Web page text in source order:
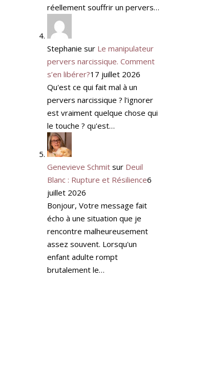
réellement souffrir un pervers…
Stephanie sur Le manipulateur
pervers narcissique. Comment
s’en libérer?17 juillet 2026
Qu'est ce qui fait mal à un
pervers narcissique ? l'ignorer
est vraiment quelque chose qui
le touche ? qu'est…
Genevieve Schmitsur Deuil
Blanc : Rupture et Résilience6
juillet 2026
Bonjour, Votre message fait
écho à une situation que je
rencontre malheureusement
assez souvent. Lorsqu'un
enfant adulte rompt
brutalement le…